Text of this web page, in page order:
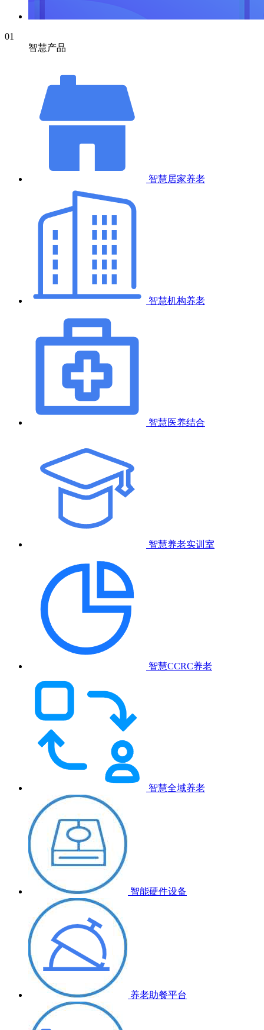
01
智慧产品
智慧居家养老
智慧机构养老
智慧医养结合
智慧养老实训室
智慧CCRC养老
智慧全域养老
智能硬件设备
养老助餐平台